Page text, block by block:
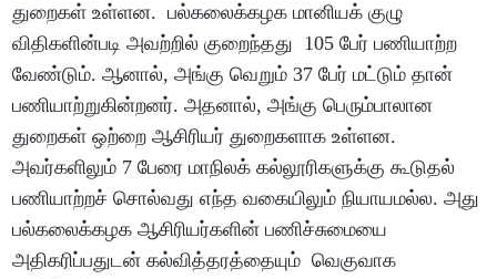
துறைகள் உள்ளன. பல்கலைக்கழக மானியக் குழு
விதிகளின்படி அவற்றில் குறைந்தது 105 பேர் பணியாற்ற
வேண்டும். ஆனால், அங்கு வெறும் 37 பேர் மட்டும் தான்
பணியாற்றுகின்றனர். அதனால், அங்கு பெரும்பாலான
துறைகள் ஒற்றை ஆசிரியர் துறைகளாக உள்ளன.
அவர்களிலும் 7 பேரை மாநிலக் கல்லூரிகளுக்கு கூடுதல்
பணியாற்றச் சொல்வது எந்த வகையிலும் நியாயமல்ல. அது
பல்கலைக்கழக ஆசிரியர்களின் பணிச்சுமையை
அதிகரிப்பதுடன் கல்வித்தரத்தையும் வெகுவாக